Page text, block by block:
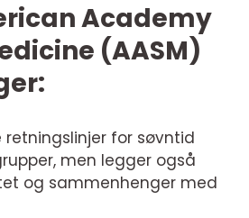
Academy
(AASM)
retningslinjer for søvntid
men legger også
og sammenhenger med